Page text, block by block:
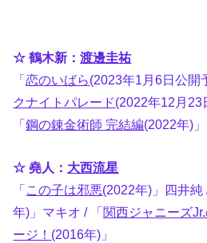
☆ 鶴木新：渡邊圭祐
「恋のいばら(2023年1月6日公開
クナイトパレード(2022年12月23
「鋼の錬金術師 完結編(2022年)
☆ 堯人： 大西流星
「この子は邪悪(2022年)」四井純
年)」マキオ / 「関西ジャニーズ
ージ！ (2016年)」